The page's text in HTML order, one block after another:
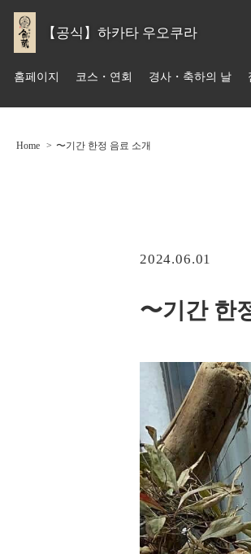
【공식】하카타 우오쿠라
홈페이지 코스・연회 경사・축하의 날
Home 〜기간 한정 음료 소개
2024.06.01
〜기간 한